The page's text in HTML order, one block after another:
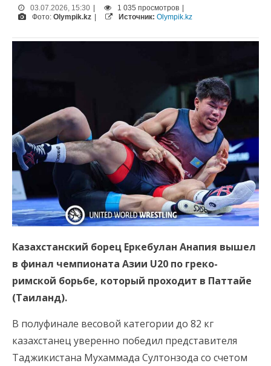
03.07.2026, 15:30 1 035 просмотров
Фото: Olympik.kz Источник: Olympik.kz
Казахстанский борец Еркебулан Анапия вышел
в финал чемпионата Азии U20 по греко-
римской борьбе, который проходит в Паттайе
(Таиланд).
В полуфинале весовой категории до 82 кг
казахстанец уверенно победил представителя
Таджикистана Мухаммада Султонзода со счетом